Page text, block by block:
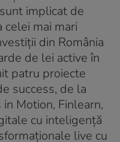
implicat de
celei mai mari
din România
de lei active în
patru proiecte
success, de la
Motion, Finlearn,
cu inteligență
live cu